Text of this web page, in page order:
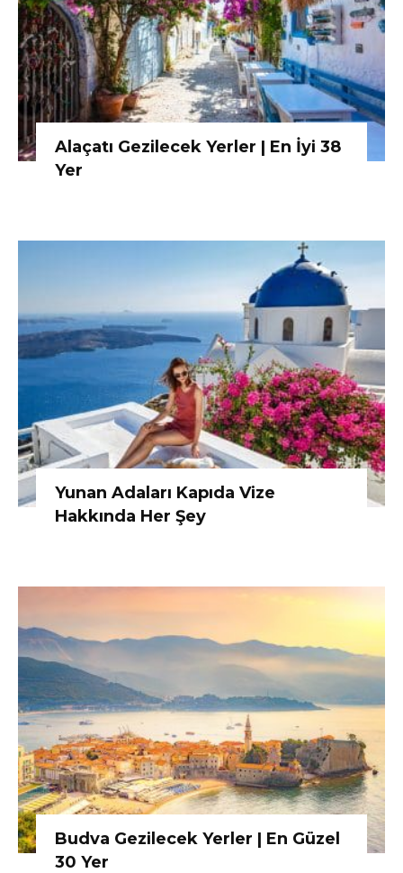
Alaçatı Gezilecek Yerler | En İyi 38
Yer
Yunan Adaları Kapıda Vize
Hakkında Her Şey
Budva Gezilecek Yerler | En Güzel
30 Yer